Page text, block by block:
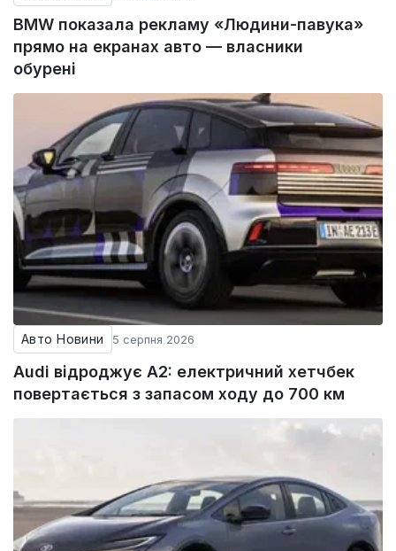
BMW показала рекламу «Людини-павука»
прямо на екранах авто — власники
обурені
Авто Новини 5 серпня 2026
Audi відроджує A2: електричний хетчбек
повертається з запасом ходу до 700 км